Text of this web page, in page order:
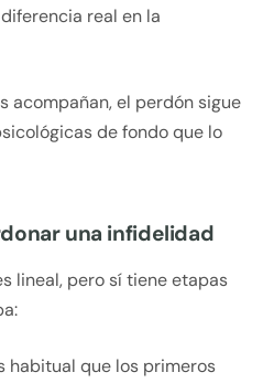
real en la
acompañan, el perdón sigue
de fondo que lo
una infidelidad
lineal, pero sí tiene etapas
habitual que los primeros